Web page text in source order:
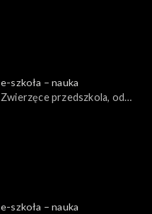
e-szkoła – nauka
Zwierzęce przedszkola, odc.
e-szkoła – nauka